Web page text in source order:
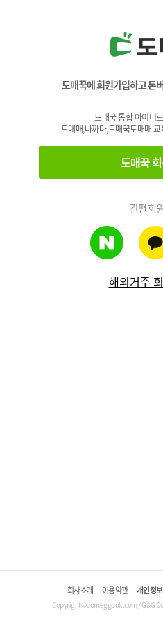
도매꾹에 회원가입하고 돈
도매꾹 통합 아이디
도매매,나까마,도매꾹도매매
도매꾹
간편 회
해외거주
회사소개 이용약관 개인정
Copyright©domeggook.com / G&G